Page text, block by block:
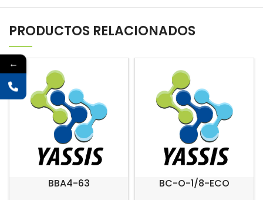
PRODUCTOS RELACIONADOS
BBA4-63
BC-O-1/8-ECO
←